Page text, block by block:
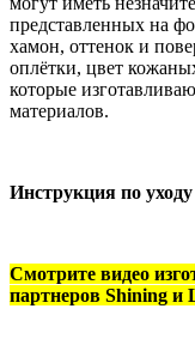
представленных на
хамон, оттенок и
оплётки, цвет
которые
материалов.
Инструкция по уходу
Смотрите видео
партнеров Shining и